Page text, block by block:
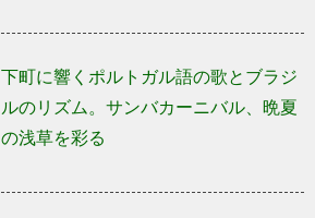
下町に響くポルトガル語の歌とブラジ
ルのリズム。サンバカーニバル、晩夏
の浅草を彩る